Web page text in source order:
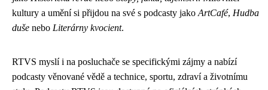
kultury a umění si přijdou na své s podcasty jako ArtCafé, Hudba
duše nebo Literárny kvocient.
RTVS myslí i na posluchače se specifickými zájmy a nabízí
podcasty věnované vědě a technice, sportu, zdraví a životnímu